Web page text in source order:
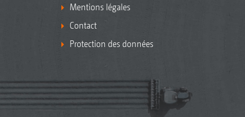
Mentions légales
Contact
Protection des données